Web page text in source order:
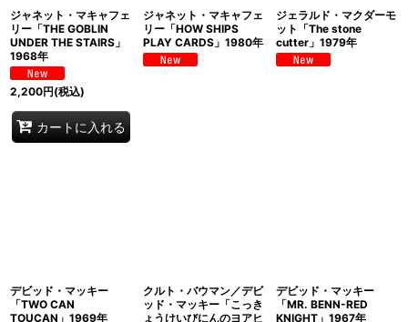
ジャネット・マキャフェ
リー「THE GOBLIN
UNDER THE STAIRS」
1968年
2,200円(税込)
カートに入れる
ジャネット・マキャフェ
リー「HOW SHIPS
PLAY CARDS」1980年
ジェラルド・マクダーモ
ット「The stone
cutter」1979年
デビッド・マッキー
「TWO CAN
TOUCAN」1969年
クルト・バウマン／デビ
ッド・マッキー「こっき
ょうけいびにんのヨアヒ
デビッド・マッキー
「MR. BENN-RED
KNIGHT」1967年